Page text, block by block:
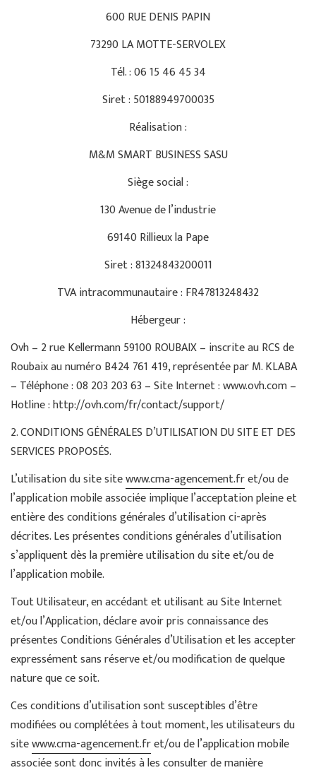
600 RUE DENIS PAPIN
73290 LA MOTTE-SERVOLEX
Tél. : 06 15 46 45 34
Siret : 50188949700035
Réalisation :
M&M SMART BUSINESS SASU
Siège social :
130 Avenue de l’industrie
69140 Rillieux la Pape
Siret : 81324843200011
TVA intracommunautaire : FR47813248432
Hébergeur :
Ovh – 2 rue Kellermann 59100 ROUBAIX – inscrite au RCS de
Roubaix au numéro B424 761 419, représentée par M. KLABA
– Téléphone : 08 203 203 63 – Site Internet : www.ovh.com –
Hotline : http://ovh.com/fr/contact/support/
2. CONDITIONS GÉNÉRALES D’UTILISATION DU SITE ET DES
SERVICES PROPOSÉS.
L’utilisation du site sitewww.cma-agencement.fret/ou de
l’application mobile associée implique l’acceptation pleine et
entière des conditions générales d’utilisation ci-après
décrites. Les présentes conditions générales d’utilisation
s’appliquent dès la première utilisation du site et/ou de
l’application mobile.
Tout Utilisateur, en accédant et utilisant au Site Internet
et/ou l’Application, déclare avoir pris connaissance des
présentes Conditions Générales d’Utilisation et les accepter
expressément sans réserve et/ou modification de quelque
nature que ce soit.
Ces conditions d’utilisation sont susceptibles d’être
modifiées ou complétées à tout moment, les utilisateurs du
sitewww.cma-agencement.fret/ou de l’application mobile
associée sont donc invités à les consulter de manière